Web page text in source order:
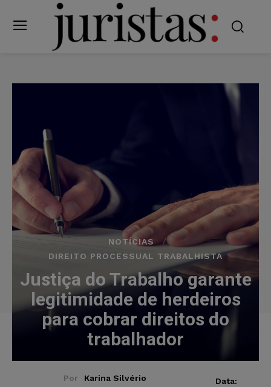
NOTÍCIAS
DIREITO PROCESSUAL TRABALHISTA
Justiça do Trabalho garante
legitimidade de herdeiros
para cobrar direitos do
trabalhador
Por Karina Silvério
Data: